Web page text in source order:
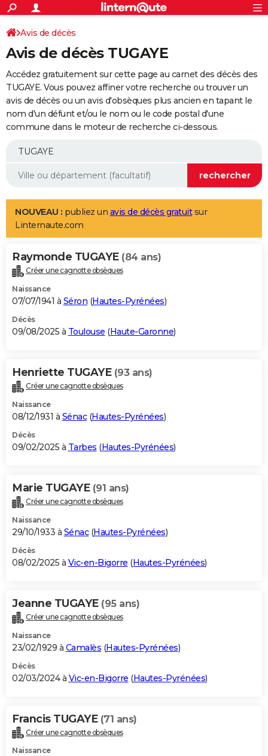
ACTUALITÉS
Politique
Société
Faits Divers
Education
Monde
Villes
+
SPORT
Coupe du monde 2026
Football
Tennis
Cyclisme
Rugby
Forum
Programme TV
TNT
Streaming
Cinéma
Sorties cinéma
Musique
+
FINANCE
Retraite
Epargne
Immobilier
Risques naturels par ville
Banque
Assurance
AUTO
Essais
Réserver un essai
Citadines
Berlines
SUV
Forum auto
+
Mobiles
Meilleur smartphone
Internet
Ordinateurs
Jeux vidéo
Guide high-tech
Aménagement intérieur
LIFESTYLE
Art de vivre
Bien-être
Loisirs
Mode
Modes de vie
Alimentation
Guide de la santé
Maladies
Médicaments
Sommeil
VOYAGE
Destinations
City break
Voyage nature
Voyage de noces
Forum
Climat
+PHOTO
GUIDES D'ACHAT
BONS PLANS
Carte de Noël
Carte Bonne année
Carte Saint-Valentin
Carte Pâques
Carte d'anniversaire
DICTIONNAIRE
Dictionnaire
Biographies
Citations
Expressions
Proverbes
PROGRAMME TV
S'inscrire
Se connecter
Lycées
Collèges
Primaires
Universités
Entreprises
Service militaire
Avis de recherche
AVIS DE DÉCÈS
Bricolage
Lifestyle
Culture
Sport
Auto
Television
Voyage
Cinema
Avis de décès
Avis de décès TUGAYE
Accédez gratuitement sur cette page au carnet des décès des
TUGAYE. Vous pouvez affiner votre recherche ou trouver un
avis de décès ou un avis d'obsèques plus ancien en tapant le
nom d'un défunt et/ou le nom ou le code postal d'une
commune dans le moteur de recherche ci-dessous.
NOUVEAU : publiez un avis de décès gratuitsur
Linternaute.com
Raymonde TUGAYE (84 ans)
Créer une cagnotte obsèques
Naissance
07/07/1941 à Séron (Hautes-Pyrénées)
Décès
09/08/2025 à Toulouse (Haute-Garonne)
Henriette TUGAYE (93 ans)
Créer une cagnotte obsèques
Naissance
08/12/1931 à Sénac(Hautes-Pyrénées)
Décès
09/02/2025 à Tarbes (Hautes-Pyrénées)
Marie TUGAYE (91 ans)
Créer une cagnotte obsèques
Naissance
29/10/1933 à Sénac(Hautes-Pyrénées)
Décès
08/02/2025 à Vic-en-Bigorre (Hautes-Pyrénées)
Jeanne TUGAYE (95 ans)
Créer une cagnotte obsèques
Naissance
23/02/1929 à Camalès (Hautes-Pyrénées)
Décès
02/03/2024 à Vic-en-Bigorre (Hautes-Pyrénées)
Francis TUGAYE (71 ans)
Créer une cagnotte obsèques
Naissance